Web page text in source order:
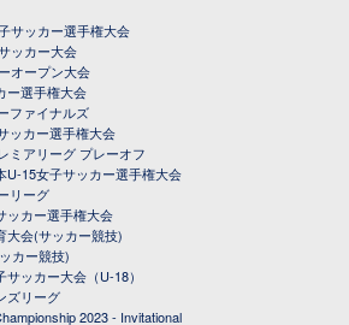
サッカー選手権大会
ッカー大会
オープン大会
ー選手権大会
ファイナルズ
ッカー選手権大会
ミアリーグ プレーオフ
U-15女子サッカー選手権大会
リーグ
ッカー選手権大会
大会(サッカー競技)
カー競技)
ッカー大会（U-18）
ズリーグ
2023 - Invitational